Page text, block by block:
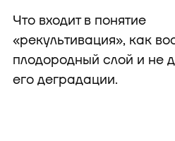
Что входит в понятие
«рекультивация», как
плодородный слой и не
его деградации.